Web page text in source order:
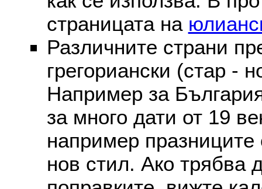
страницата на
Различните страни
грегориански (стар -
Например за
за много дати от 19
например празниците
нов стил. Ако трябва